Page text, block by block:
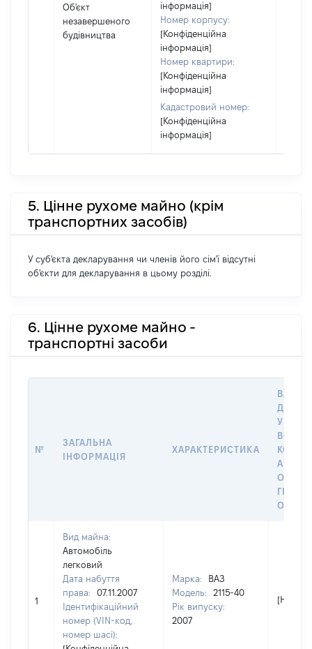
Об'єкт
незавершеного
будівництва
інформація]
Номер корпусу:
[Конфіденційна
інформація]
Номер квартири:
[Конфіденційна
інформація]
Кадастровий номер:
[Конфіденційна
інформація]
5. Цінне рухоме майно (крім
транспортних засобів)
У суб'єкта декларування чи членів його сім'ї відсутні
об'єкти для декларування в цьому розділі.
6. Цінне рухоме майно -
транспортні засоби
№
ЗАГАЛЬНА
ІНФОРМАЦІЯ
ХАРАКТЕРИСТИКА
ДАТУ
У
АБО
1
Вид майна:
Автомобіль
легковий
Дата набуття
права:
07.11.2007
Ідентифікаційний
номер (VIN-код,
номер шасі):
Марка:
ВАЗ
Модель:
2115-40
Рік випуску:
2007
[Не